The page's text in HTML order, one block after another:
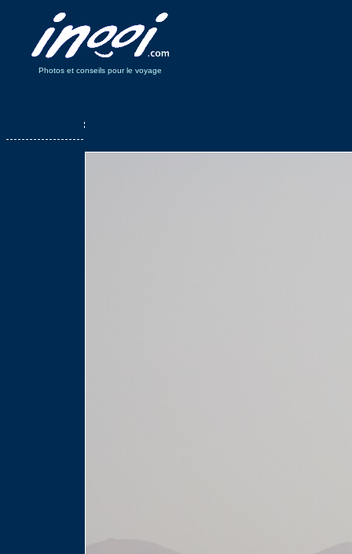
Photos et conseils pour le voyage